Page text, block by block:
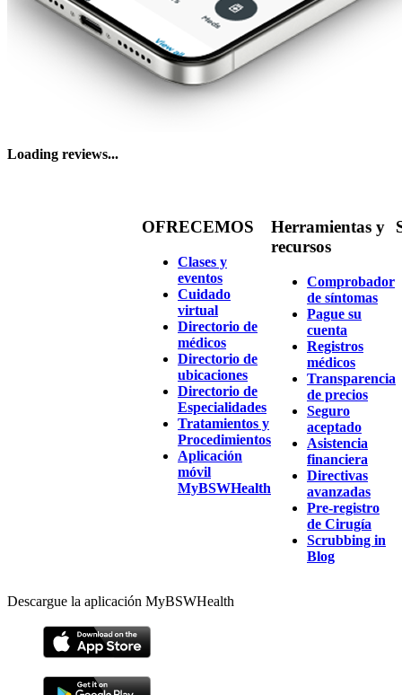
Loading reviews...
OFRECEMOS
Clases y
eventos
Cuidado
virtual
Directorio de
médicos
Directorio de
ubicaciones
Directorio de
Especialidades
Tratamientos y
Procedimientos
Aplicación
móvil
MyBSWHealth
Herramientas y
recursos
Comprobador
de síntomas
Pague su
cuenta
Registros
médicos
Transparencia
de precios
Seguro
aceptado
Asistencia
financiera
Directivas
avanzadas
Pre-registro
de Cirugía
Scrubbing in
Blog
Descargue la aplicación MyBSWHealth